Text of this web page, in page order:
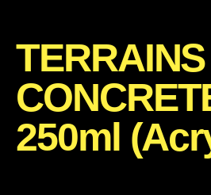
TERRAINS
250ml